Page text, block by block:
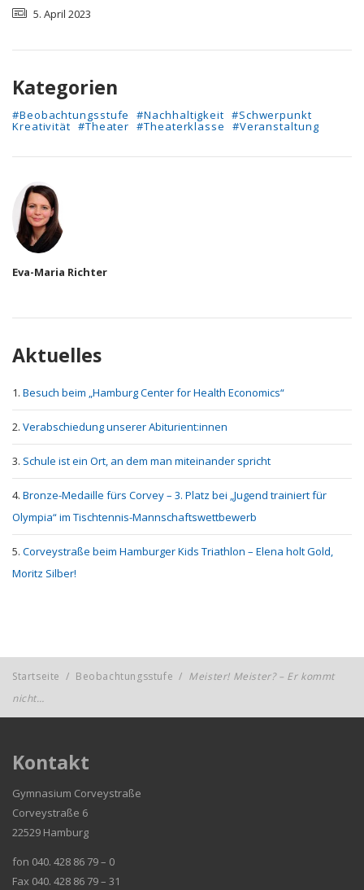
5. April 2023
Kategorien
#Beobachtungsstufe #Nachhaltigkeit #Schwerpunkt
Kreativität #Theater #Theaterklasse #Veranstaltung
Autor
Eva-Maria Richter
Aktuelles
Besuch beim „Hamburg Center for Health Economics“
Verabschiedung unserer Abiturient:innen
Schule ist ein Ort, an dem man miteinander spricht
Bronze-Medaille fürs Corvey – 3. Platz bei „Jugend trainiert für
Olympia“ im Tischtennis-Mannschaftswettbewerb
Corveystraße beim Hamburger Kids Triathlon – Elena holt Gold,
Moritz Silber!
Startseite / Beobachtungsstufe / Meister! Meister? – Er kommt
nicht…
Kontakt
Gymnasium Corveystraße
Corveystraße 6
22529 Hamburg
fon 040. 428 86 79 – 0
Fax 040. 428 86 79 – 31